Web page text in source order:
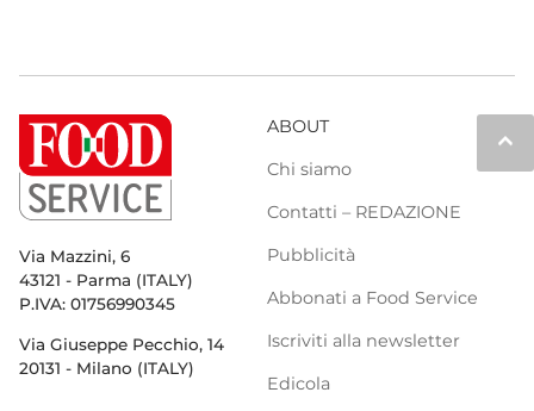
keyboard_arrow_up
Via Mazzini, 6
43121 - Parma (ITALY)
P.IVA: 01756990345
Via Giuseppe Pecchio, 14
20131 - Milano (ITALY)
ABOUT
Chi siamo
Contatti – REDAZIONE
Pubblicità
Abbonati a Food Service
Iscriviti alla newsletter
Edicola